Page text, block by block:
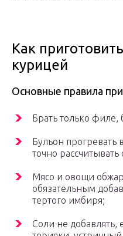
Как
курицей
Основные правила
Брать только филе,
Бульон
точно рассчитывать
Мясо и овощи
обязательным
тертого имбиря;
Соли не добавлять,